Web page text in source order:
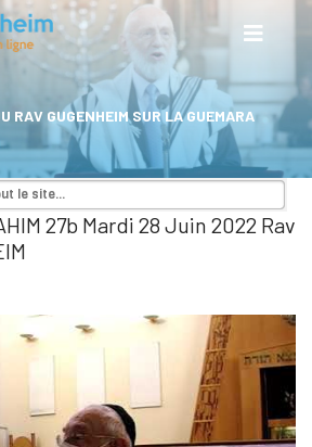
RAV GUGENHEIM SUR LA GUEMARA
27b Mardi 28 Juin 2022 Rav